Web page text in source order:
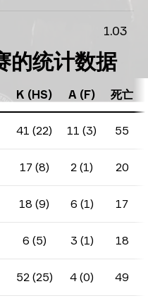
1.03
的统计数据
K (HS) A (F) 死亡
41 (22) 11 (3) 55
17 (8) 2 (1) 20
18 (9) 6 (1) 17
6 (5) 3 (1) 18
52 (25) 4 (0) 49